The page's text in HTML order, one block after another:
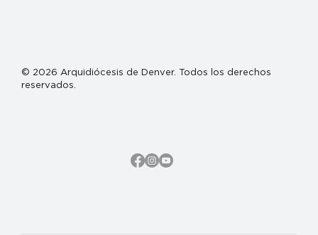
© 2026 Arquidiócesis de Denver. Todos los derechos
reservados.